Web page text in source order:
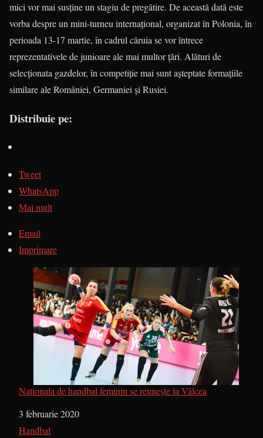
mici vor mai susţine un stagiu de pregătire. De această dată este
vorba despre un mini-turneu internaţional, organizat în Polonia, în
perioada 13-17 martie, în cadrul căruia se vor întrece
reprezentativele de junioare ale mai multor ţări. Alături de
selecţionata gazdelor, în competiţie mai sunt aşteptate formaţiile
similare ale României, Germaniei şi Rusiei.
Distribuie pe:
Tweet
WhatsApp
Mai mult
Email
Imprimare
Naționala de handbal feminin se reunește la Vâlcea
Dată
3 februarie 2020
În legătură cu
Handbal